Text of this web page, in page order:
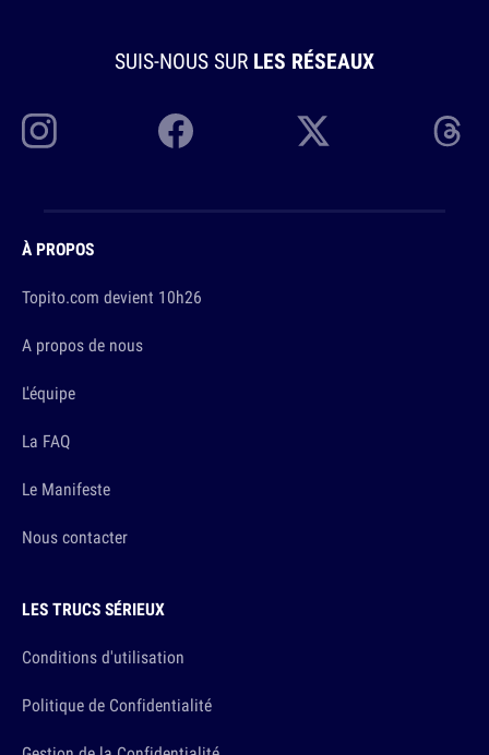
SUIS-NOUS SUR LES RÉSEAUX
À PROPOS
Topito.com devient 10h26
A propos de nous
L'équipe
La FAQ
Le Manifeste
Nous contacter
LES TRUCS SÉRIEUX
Conditions d'utilisation
Politique de Confidentialité